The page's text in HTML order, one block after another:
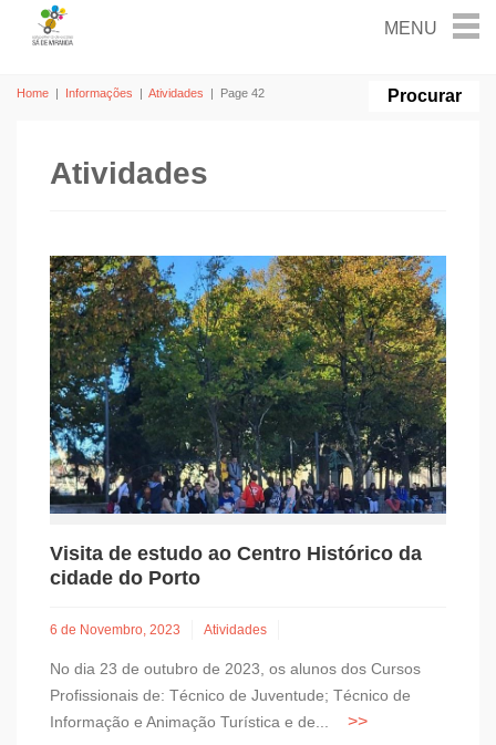
Home | Informações | Atividades | Page 42
Atividades
Visita de estudo ao Centro Histórico da
cidade do Porto
6 de Novembro, 2023 Atividades
No dia 23 de outubro de 2023, os alunos dos Cursos
Profissionais de: Técnico de Juventude; Técnico de
Informação e Animação Turística e de...